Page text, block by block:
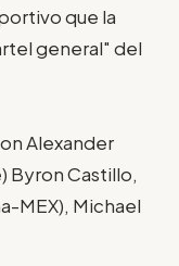
que la
general" del
Alexander
Byron Castillo,
MEX), Michael